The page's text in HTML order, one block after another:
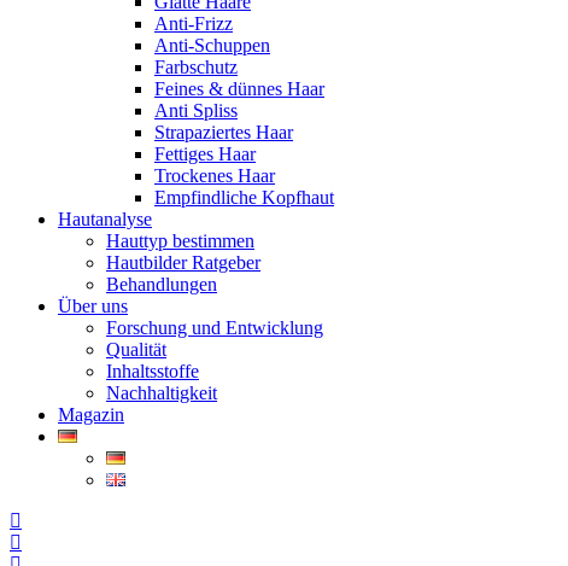
Anti-Frizz
Anti-Schuppen
Farbschutz
Feines & dünnes Haar
Anti Spliss
Strapaziertes Haar
Fettiges Haar
Trockenes Haar
Empfindliche Kopfhaut
Hautanalyse
Hauttyp bestimmen
Hautbilder Ratgeber
Behandlungen
Über uns
Forschung und Entwicklung
Qualität
Inhaltsstoffe
Nachhaltigkeit
Magazin